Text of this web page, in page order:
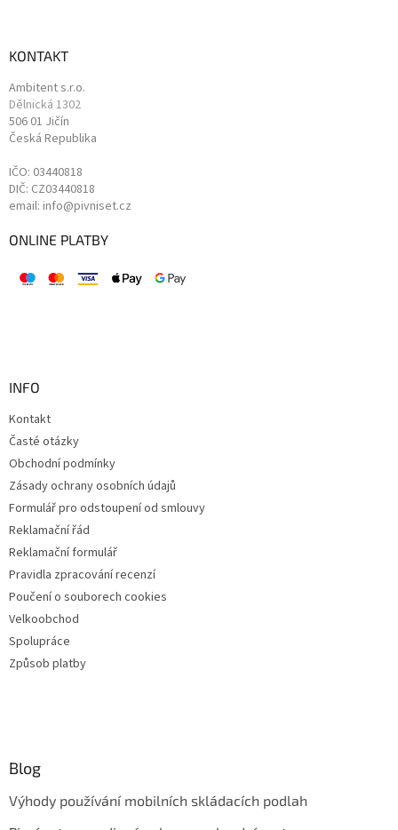
KONTAKT
Ambitent s.r.o.
Dělnická 1302
506 01 Jičín
Česká Republika
IČO: 03440818
DIČ: CZ03440818
email: info@pivniset.cz
ONLINE PLATBY
INFO
Kontakt
Časté otázky
Obchodní podmínky
Zásady ochrany osobních údajů
Formulář pro odstoupení od smlouvy
Reklamační řád
Reklamační formulář
Pravidla zpracování recenzí
Poučení o souborech cookies
Velkoobchod
Spolupráce
Způsob platby
Blog
Výhody používání mobilních skládacích podlah